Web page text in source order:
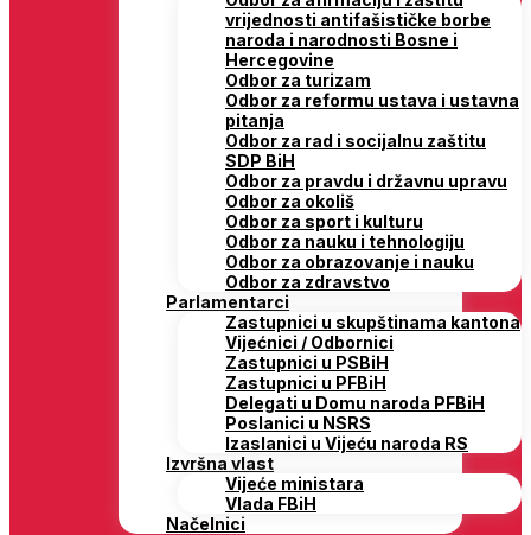
vrijednosti antifašističke borbe
naroda i narodnosti Bosne i
Hercegovine
Odbor za turizam
Odbor za reformu ustava i ustavna
pitanja
Odbor za rad i socijalnu zaštitu
SDP BiH
Odbor za pravdu i državnu upravu
Odbor za okoliš
Odbor za sport i kulturu
Odbor za nauku i tehnologiju
Odbor za obrazovanje i nauku
Odbor za zdravstvo
Parlamentarci
Zastupnici u skupštinama kantona
Vijećnici / Odbornici
Zastupnici u PSBiH
Zastupnici u PFBiH
Delegati u Domu naroda PFBiH
Poslanici u NSRS
Izaslanici u Vijeću naroda RS
Izvršna vlast
Vijeće ministara
Vlada FBiH
Načelnici